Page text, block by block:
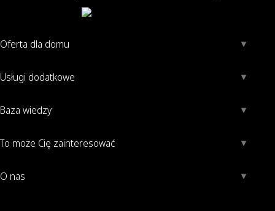
Oferta dla domu
Usługi dodatkowe
Baza wiedzy
To może Cię zainteresować
O nas